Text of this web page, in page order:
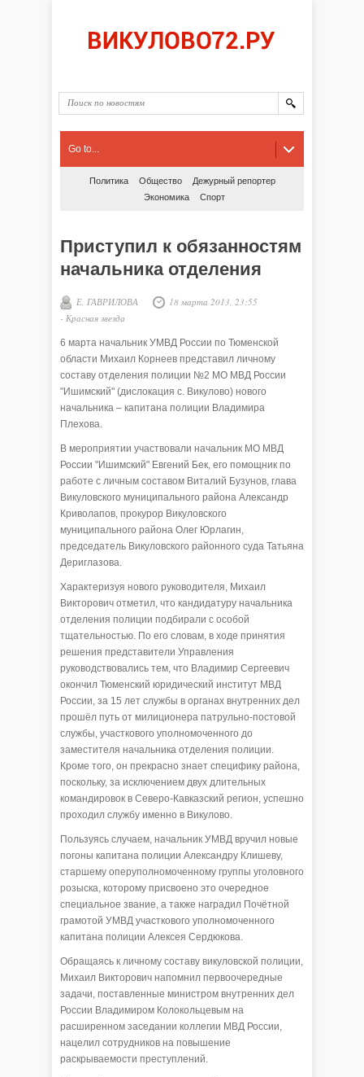
Go to...
Политика Общество
Дежурный репортер
Экономика
Спорт
Приступил к обязанностям
начальника отделения
Е. ГАВРИЛОВА
18 марта 2013, 23:55
- Красная звезда
6 марта начальник УМВД России по Тюменской
области Михаил Корнеев представил личному
составу отделения полиции №2 МО МВД России
"Ишимский" (дислокация с. Викулово) нового
начальника – капитана полиции Владимира
Плехова.
В мероприятии участвовали начальник МО МВД
России "Ишимский" Евгений Бек, его помощник по
работе с личным составом Виталий Бузунов, глава
Викуловского муниципального района Александр
Криволапов, прокурор Викуловского
муниципального района Олег Юрлагин,
председатель Викуловского районного суда Татьяна
Дериглазова.
Характеризуя нового руководителя, Михаил
Викторович отметил, что кандидатуру начальника
отделения полиции подбирали с особой
тщательностью. По его словам, в ходе принятия
решения представители Управления
руководствовались тем, что Владимир Сергеевич
окончил Тюменский юридический институт МВД
России, за 15 лет службы в органах внутренних дел
прошёл путь от милиционера патрульно-постовой
службы, участкового уполномоченного до
заместителя начальника отделения полиции.
Кроме того, он прекрасно знает специфику района,
поскольку, за исключением двух длительных
командировок в Северо-Кавказский регион, успешно
проходил службу именно в Викулово.
Пользуясь случаем, начальник УМВД вручил новые
погоны капитана полиции Александру Клишеву,
старшему оперуполномоченному группы уголовного
розыска, которому присвоено это очередное
специальное звание, а также наградил Почётной
грамотой УМВД участкового уполномоченного
капитана полиции Алексея Сердюкова.
Обращаясь к личному составу викуловской полиции,
Михаил Викторович напомнил первоочередные
задачи, поставленные министром внутренних дел
России Владимиром Колокольцевым на
расширенном заседании коллегии МВД России,
нацелил сотрудников на повышение
раскрываемости преступлений.